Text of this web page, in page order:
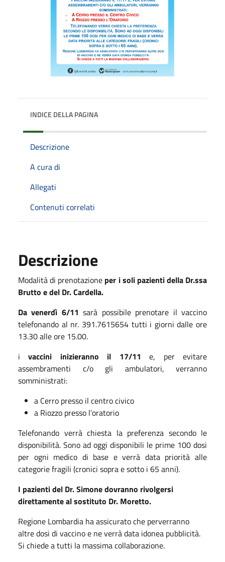
INDICE DELLA PAGINA
Descrizione
A cura di
Allegati
Contenuti correlati
Descrizione
Modalità di prenotazione per i soli pazienti della Dr.ssa
Brutto e del Dr. Cardella.
Da venerdì 6/11 sarà possibile prenotare il vaccino
telefonando al nr. 391.7615654 tutti i giorni dalle ore
13.30 alle ore 15.00.
ivaccini inizieranno il 17/11 e, per evitare
assembramenti c/o gli ambulatori, verranno
somministrati:
a Cerro presso il centro civico
a Riozzo presso l’oratorio
Telefonando verrà chiesta la preferenza secondo le
disponibilità. Sono ad oggi disponibili le prime 100 dosi
per ogni medico di base e verrà data priorità alle
categorie fragili (cronici sopra e sotto i 65 anni).
I pazienti del Dr. Simone dovranno rivolgersi
direttamente al sostituto Dr. Moretto.
Regione Lombardia ha assicurato che perverranno
altre dosi di vaccino e ne verrà data idonea pubblicità.
Si chiede a tutti la massima collaborazione.